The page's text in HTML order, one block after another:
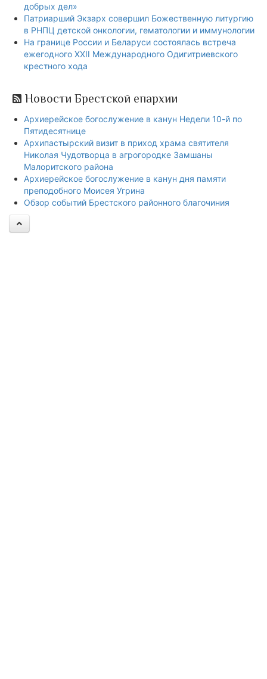
добрых дел»
Патриарший Экзарх совершил Божественную литургию
в РНПЦ детской онкологии, гематологии и иммунологии
На границе России и Беларуси состоялась встреча
ежегодного XXII Международного Одигитриевского
крестного хода
Новости Брестской епархии
Архиерейское богослужение в канун Недели 10-й по
Пятидесятнице
Архипастырский визит в приход храма святителя
Николая Чудотворца в агрогородке Замшаны
Малоритского района
Архиерейское богослужение в канун дня памяти
преподобного Моисея Угрина
Обзор событий Брестского районного благочиния